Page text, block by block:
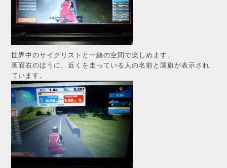
世界中のサイクリストと一緒の空間で楽しめます。
画面右のほうに、近くを走っている人の名前と国旗が表示され
ています。